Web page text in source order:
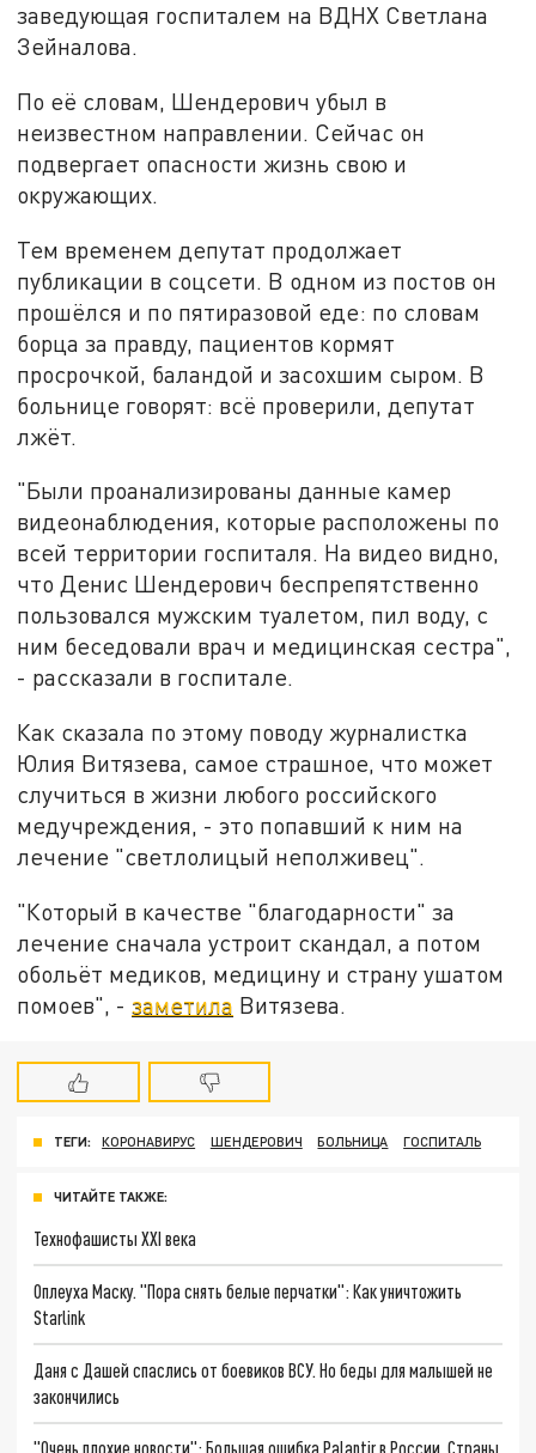
заведующая госпиталем на ВДНХ Светлана
Зейналова.
По её словам, Шендерович убыл в
неизвестном направлении. Сейчас он
подвергает опасности жизнь свою и
окружающих.
Тем временем депутат продолжает
публикации в соцсети. В одном из постов он
прошёлся и по пятиразовой еде: по словам
борца за правду, пациентов кормят
просрочкой, баландой и засохшим сыром. В
больнице говорят: всё проверили, депутат
лжёт.
"Были проанализированы данные камер
видеонаблюдения, которые расположены по
всей территории госпиталя. На видео видно,
что Денис Шендерович беспрепятственно
пользовался мужским туалетом, пил воду, с
ним беседовали врач и медицинская сестра",
- рассказали в госпитале.
Как сказала по этому поводу журналистка
Юлия Витязева, самое страшное, что может
случиться в жизни любого российского
медучреждения, - это попавший к ним на
лечение "светлолицый неполживец".
"Который в качестве "благодарности" за
лечение сначала устроит скандал, а потом
обольёт медиков, медицину и страну ушатом
помоев", -заметила Витязева.
ТЕГИ: КОРОНАВИРУС ШЕНДЕРОВИЧ БОЛЬНИЦА ГОСПИТАЛЬ
ЧИТАЙТЕ ТАКЖЕ:
Технофашисты XXI века
Оплеуха Маску. "Пора снять белые перчатки": Как уничтожить
Starlink
Даня с Дашей спаслись от боевиков ВСУ. Но беды для малышей не
закончились
"Очень плохие новости": Большая ошибка Palantir в России. Страны